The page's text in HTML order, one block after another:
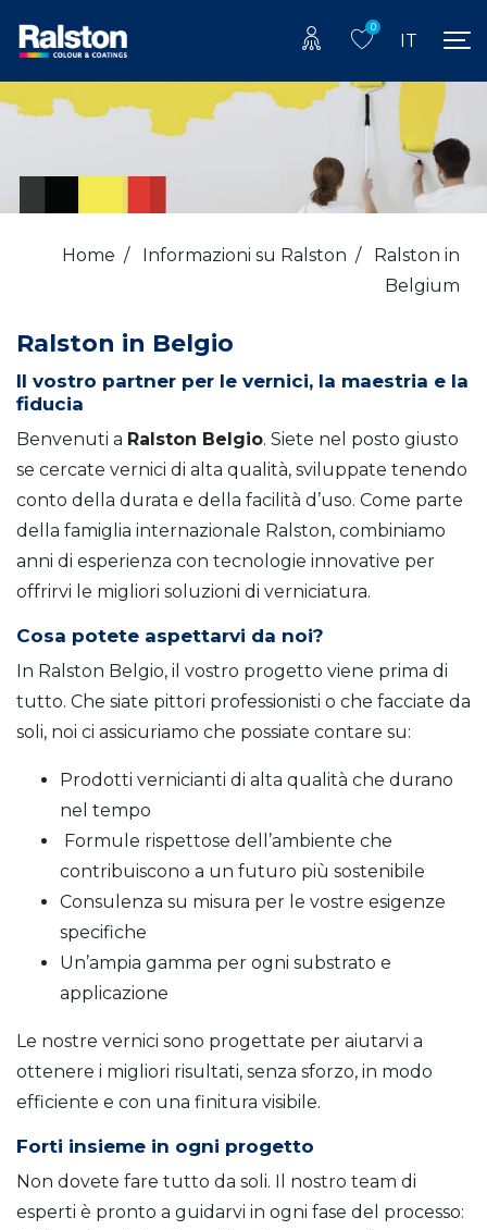
0
IT
Home / Informazioni su Ralston / Ralston in
Belgium
Ralston in Belgio
Il vostro partner per le vernici, la maestria e la
fiducia
Benvenuti a Ralston Belgio. Siete nel posto giusto
se cercate vernici di alta qualità, sviluppate tenendo
conto della durata e della facilità d’uso. Come parte
della famiglia internazionale Ralston, combiniamo
anni di esperienza con tecnologie innovative per
offrirvi le migliori soluzioni di verniciatura.
Cosa potete aspettarvi da noi?
In Ralston Belgio, il vostro progetto viene prima di
tutto. Che siate pittori professionisti o che facciate da
soli, noi ci assicuriamo che possiate contare su:
Prodotti vernicianti di alta qualità che durano
nel tempo
Formule rispettose dell’ambiente che
contribuiscono a un futuro più sostenibile
Consulenza su misura per le vostre esigenze
specifiche
Un’ampia gamma per ogni substrato e
applicazione
Le nostre vernici sono progettate per aiutarvi a
ottenere i migliori risultati, senza sforzo, in modo
efficiente e con una finitura visibile.
Forti insieme in ogni progetto
Non dovete fare tutto da soli. Il nostro team di
esperti è pronto a guidarvi in ogni fase del processo: